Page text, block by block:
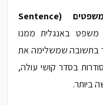
(
Sentence
באנגלית ממנו
בתשובה שמשלימה את
בסדר קושי עולה,
ביותר.